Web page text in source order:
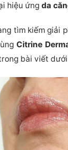
hiệu ứngda
tìm kiếm giải
Citrine
bài viết